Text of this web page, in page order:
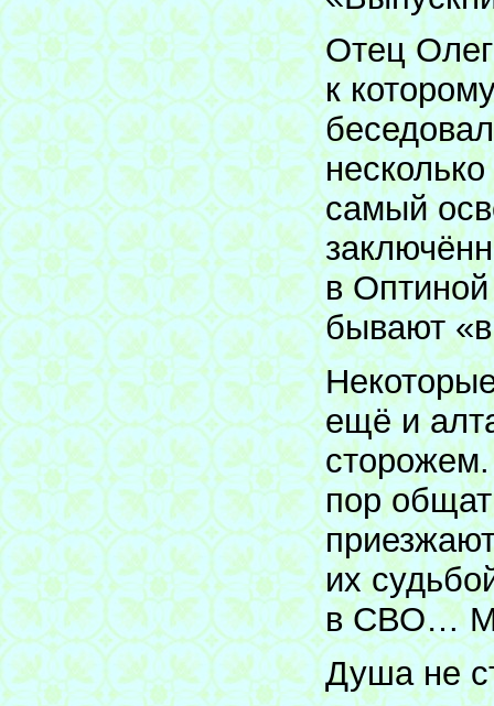
Отец
к
самый
в
бывают
ещё и
пор
их
в СВО…
Душа не